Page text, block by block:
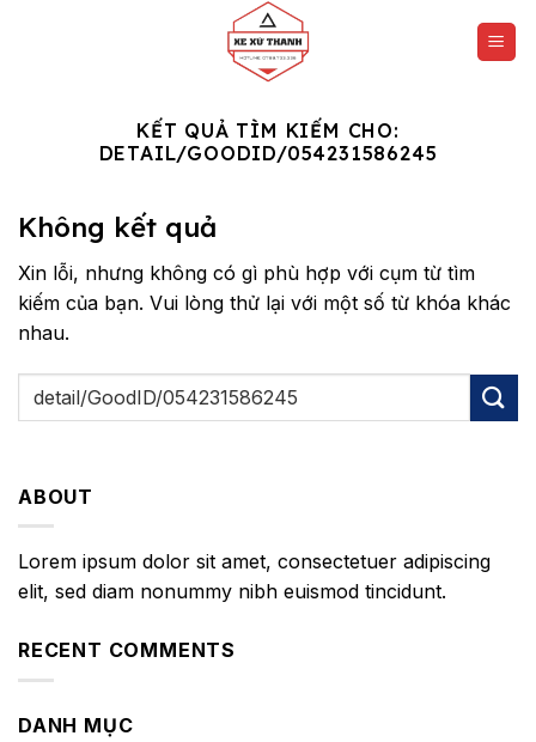
KẾT QUẢ TÌM KIẾM CHO:
DETAIL/GOODID/054231586245
Không kết quả
Xin lỗi, nhưng không có gì phù hợp với cụm từ tìm
kiếm của bạn. Vui lòng thử lại với một số từ khóa khác
nhau.
ABOUT
Lorem ipsum dolor sit amet, consectetuer adipiscing
elit, sed diam nonummy nibh euismod tincidunt.
RECENT COMMENTS
DANH MỤC